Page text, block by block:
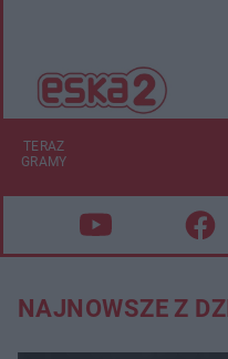
TERAZ
GRAMY
NAJNOWSZE Z